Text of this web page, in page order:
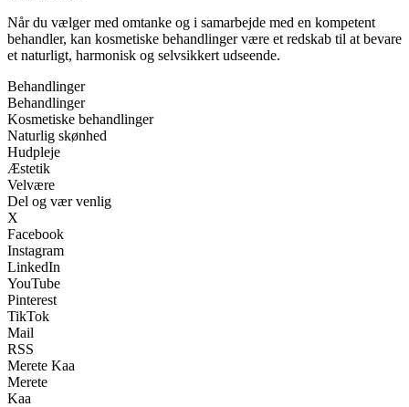
Når du vælger med omtanke og i samarbejde med en kompetent
behandler, kan kosmetiske behandlinger være et redskab til at bevare
et naturligt, harmonisk og selvsikkert udseende.
Behandlinger
Behandlinger
Kosmetiske behandlinger
Naturlig skønhed
Hudpleje
Æstetik
Velvære
Del og vær venlig
X
Facebook
Instagram
LinkedIn
YouTube
Pinterest
TikTok
Mail
RSS
Merete Kaa
Merete
Kaa